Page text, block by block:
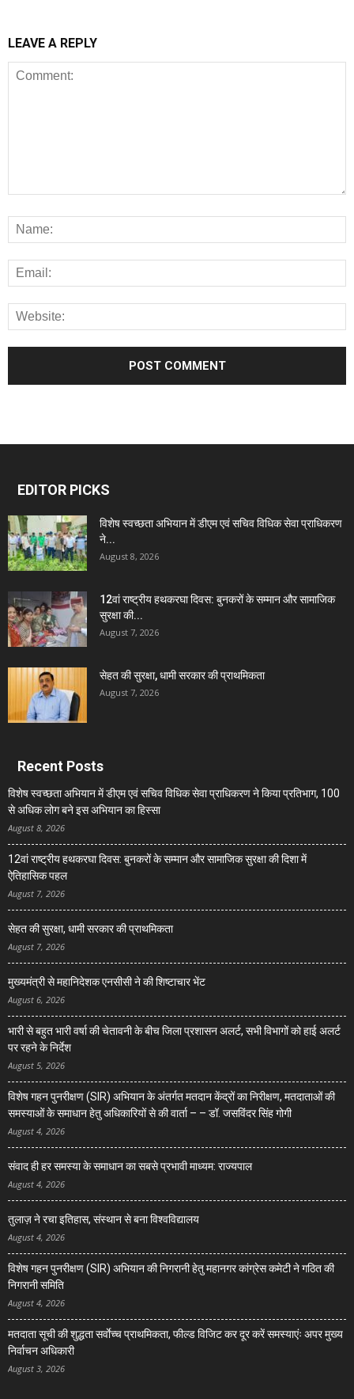
LEAVE A REPLY
EDITOR PICKS
विशेष स्वच्छता अभियान में डीएम एवं सचिव विधिक सेवा प्राधिकरण
ने...
August 8, 2026
12वां राष्ट्रीय हथकरघा दिवस: बुनकरों के सम्मान और सामाजिक
सुरक्षा की...
August 7, 2026
सेहत की सुरक्षा, धामी सरकार की प्राथमिकता
August 7, 2026
Recent Posts
विशेष स्वच्छता अभियान में डीएम एवं सचिव विधिक सेवा प्राधिकरण ने किया प्रतिभाग, 100
से अधिक लोग बने इस अभियान का हिस्सा
August 8, 2026
12वां राष्ट्रीय हथकरघा दिवस: बुनकरों के सम्मान और सामाजिक सुरक्षा की दिशा में
ऐतिहासिक पहल
August 7, 2026
सेहत की सुरक्षा, धामी सरकार की प्राथमिकता
August 7, 2026
मुख्यमंत्री से महानिदेशक एनसीसी ने की शिष्टाचार भेंट
August 6, 2026
भारी से बहुत भारी वर्षा की चेतावनी के बीच जिला प्रशासन अलर्ट, सभी विभागों को हाई अलर्ट
पर रहने के निर्देश
August 5, 2026
विशेष गहन पुनरीक्षण (SIR) अभियान के अंतर्गत मतदान केंद्रों का निरीक्षण, मतदाताओं की
समस्याओं के समाधान हेतु अधिकारियों से की वार्ता – – डॉ. जसविंदर सिंह गोगी
August 4, 2026
संवाद ही हर समस्या के समाधान का सबसे प्रभावी माध्यम: राज्यपाल
August 4, 2026
तुलाज़ ने रचा इतिहास, संस्थान से बना विश्वविद्यालय
August 4, 2026
विशेष गहन पुनरीक्षण (SIR) अभियान की निगरानी हेतु महानगर कांग्रेस कमेटी ने गठित की
निगरानी समिति
August 4, 2026
मतदाता सूची की शुद्धता सर्वाेच्च प्राथमिकता, फील्ड विजिट कर दूर करें समस्याएंः अपर मुख्य
निर्वाचन अधिकारी
August 3, 2026